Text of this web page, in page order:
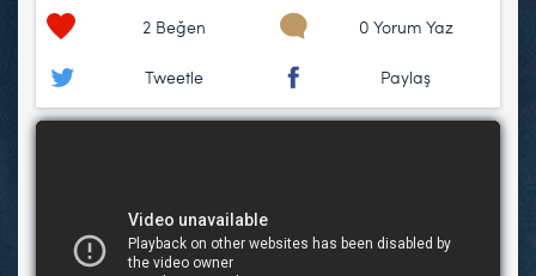
2 Beğen 0 Yorum Yaz
Tweetle Paylaş